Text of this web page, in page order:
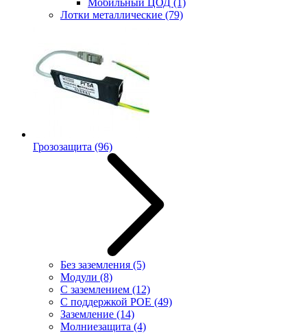
Мобильный ЦОД (1)
Лотки металлические (79)
Грозозащита (96)
Без заземления (5)
Модули (8)
С заземлением (12)
С поддержкой POE (49)
Заземление (14)
Молниезащита (4)